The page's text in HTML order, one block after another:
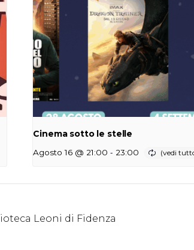
Cinema sotto le stelle
Agosto 16 @ 21:00 - 23:00
Leoni di Fidenza